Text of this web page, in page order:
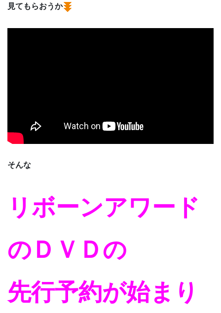
見てもらおうか
そんな
リボーンアワード
のＤＶＤの
先行予約が始まり